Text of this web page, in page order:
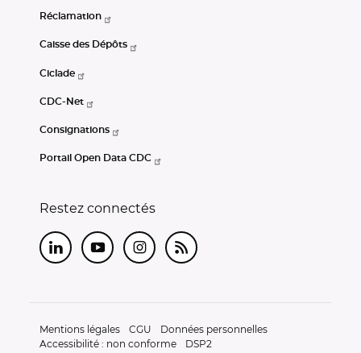
Réclamation
Caisse des Dépôts
Ciclade
CDC-Net
Consignations
Portail Open Data CDC
Restez connectés
LinkedInYoutubeInstagram
RSS
Mentions légales CGU
Données personnelles
Accessibilité : non conforme
DSP2